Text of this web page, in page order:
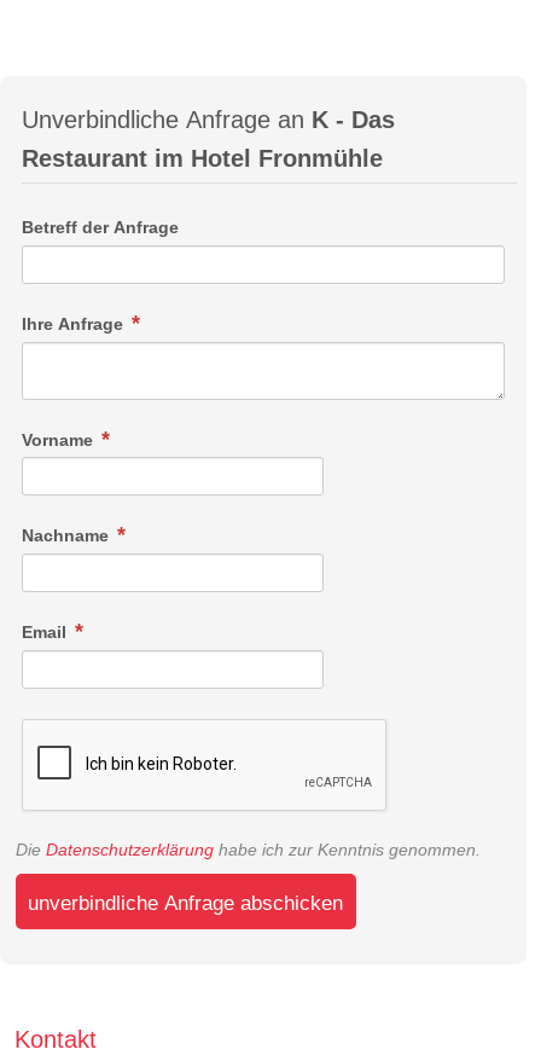
Unverbindliche Anfrage an K - Das
Restaurant im Hotel Fronmühle
Betreff der Anfrage
Ihre Anfrage
Vorname
Nachname
Email
Die Datenschutzerklärung habe ich zur Kenntnis genommen.
unverbindliche Anfrage abschicken
Kontakt